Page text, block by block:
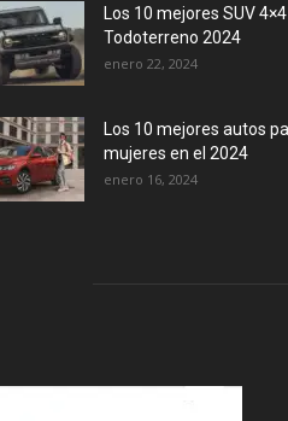
Los 10 mejores SUV 4×4
Todoterreno 2024
enero 22, 2024
Los 10 mejores autos
mujeres en el 2024
enero 16, 2024